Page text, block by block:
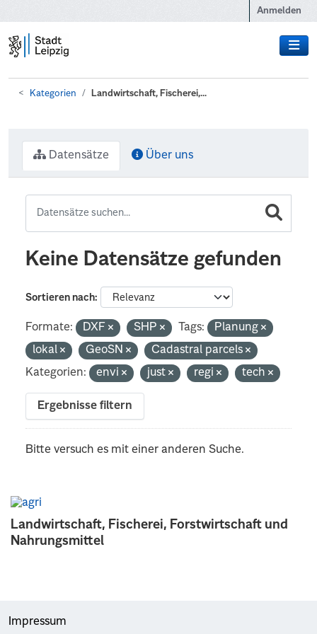
Anmelden
Kategorien Landwirtschaft, Fischerei,...
Landwirtschaft, Fischerei, Forstwirtschaft und
Nahrungsmittel
Datensätze Über uns
Keine Datensätze gefunden
Sortieren nach
Formate: DXF SHP Tags:
Planung
lokal
GeoSN
Cadastral parcels
Kategorien:
envi just regi tech
Ergebnisse filtern
Bitte versuch es mit einer anderen Suche.
Impressum